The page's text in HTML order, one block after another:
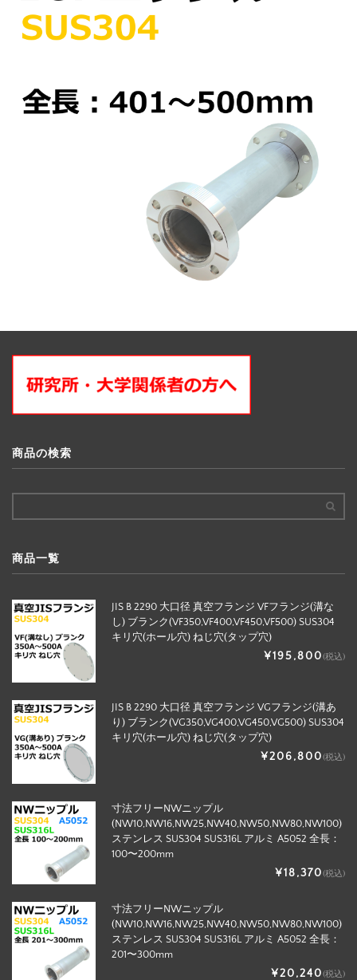
商品の検索
商品一覧
JIS B 2290 大口径 真空フランジ VFフランジ(溝な
し) ブランク(VF350,VF400,VF450,VF500) SUS304
キリ穴(ホール穴) ねじ穴(タップ穴)
¥195,800(税込)
JIS B 2290 大口径 真空フランジ VGフランジ(溝あ
り) ブランク(VG350,VG400,VG450,VG500) SUS304
キリ穴(ホール穴) ねじ穴(タップ穴)
¥206,800(税込)
寸法フリーNWニップル
(NW10,NW16,NW25,NW40,NW50,NW80,NW100)
ステンレス SUS304 SUS316L アルミ A5052 全長：
100〜200mm
¥18,370(税込)
寸法フリーNWニップル
(NW10,NW16,NW25,NW40,NW50,NW80,NW100)
ステンレス SUS304 SUS316L アルミ A5052 全長：
201〜300mm
¥20,240(税込)